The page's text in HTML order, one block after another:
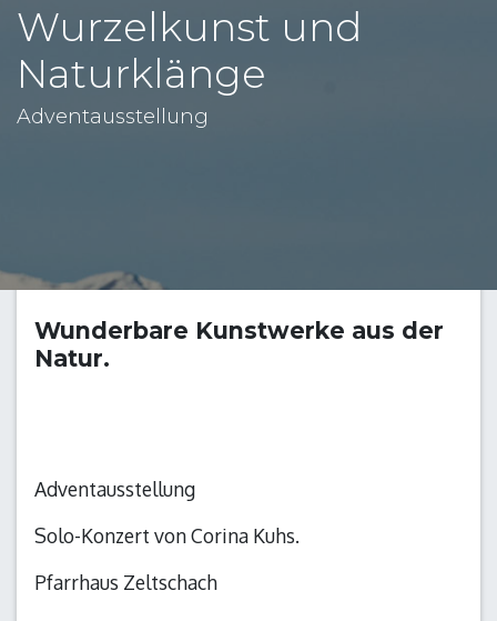
Wurzelkunst und
Naturklänge
Adventausstellung
Wunderbare Kunstwerke aus der
Natur.
Adventausstellung
Solo-Konzert von Corina Kuhs.
Pfarrhaus Zeltschach